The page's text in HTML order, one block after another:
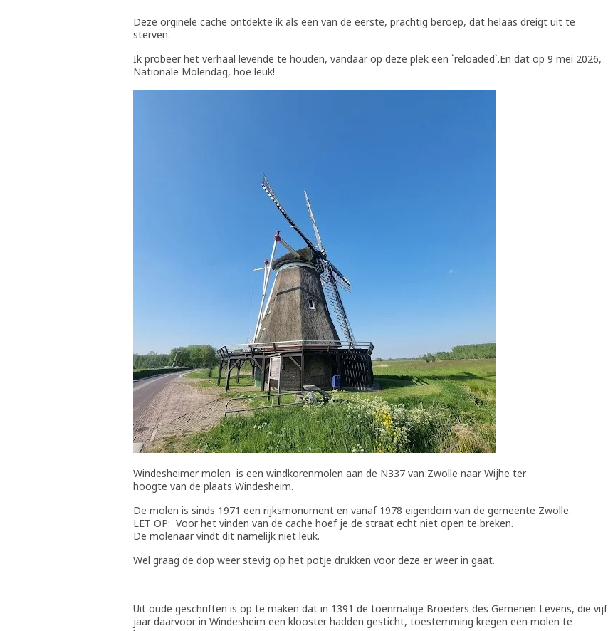
Deze orginele cache ontdekte ik als een van de eerste, prachtig beroep, dat helaas dreigt uit te
sterven.
Ik probeer het verhaal levende te houden, vandaar op deze plek een `reloaded`.En dat op 9 mei 2026,
Nationale Molendag, hoe leuk!
Windesheimer molen is een windkorenmolen aan de N337 van Zwolle naar Wijhe ter
hoogte van de plaats Windesheim.
De molen is sinds 1971 een rijksmonument en vanaf 1978 eigendom van de gemeente Zwolle.
LET OP: Voor het vinden van de cache hoef je de straat echt niet open te breken.
De molenaar vindt dit namelijk niet leuk.
Wel graag de dop weer stevig op het potje drukken voor deze er weer in gaat.
Uit oude geschriften is op te maken dat in 1391 de toenmalige Broeders des Gemenen Levens, die vijf
jaar daarvoor in Windesheim een klooster hadden gesticht, toestemming kregen een molen te